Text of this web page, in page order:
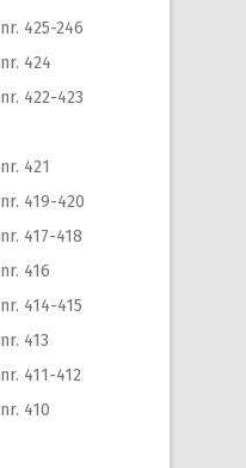
425-246
424
422-423
421
419-420
417-418
416
414-415
413
411-412
410